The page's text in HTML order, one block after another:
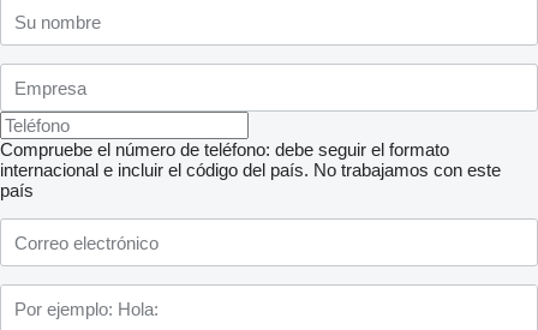
Compruebe el número de teléfono: debe seguir el formato
internacional e incluir el código del país. No trabajamos con este
país